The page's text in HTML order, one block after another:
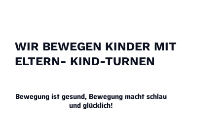
WIR BEWEGEN KINDER MIT
ELTERN- KIND-TURNEN
Bewegung ist gesund, Bewegung macht schlau
und glücklich!